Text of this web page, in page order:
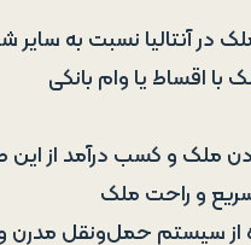
در آنتالیا نسبت به
با اقساط یا وام بانکی
ملک و کسب درآمد از این
و راحت ملک
از سیستم حمل‌ونقل مدرن